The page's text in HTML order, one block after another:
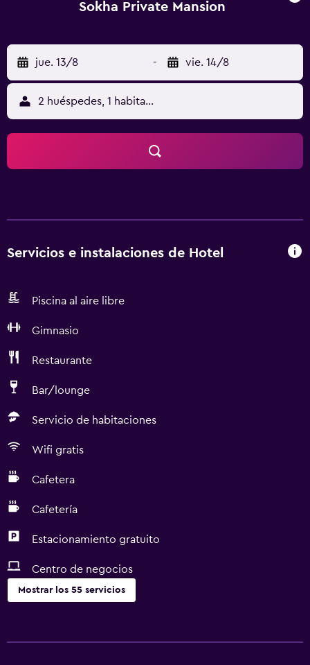
Sokha Private Mansion
jue. 13/8 - vie. 14/8
2 huéspedes, 1 habitación
Servicios e instalaciones de Hotel
Piscina al aire libre
Gimnasio
Restaurante
Bar/lounge
Servicio de habitaciones
Wifi gratis
Cafetera
Cafetería
Estacionamiento gratuito
Centro de negocios
Mostrar los 55 servicios
Cajero automático/banco